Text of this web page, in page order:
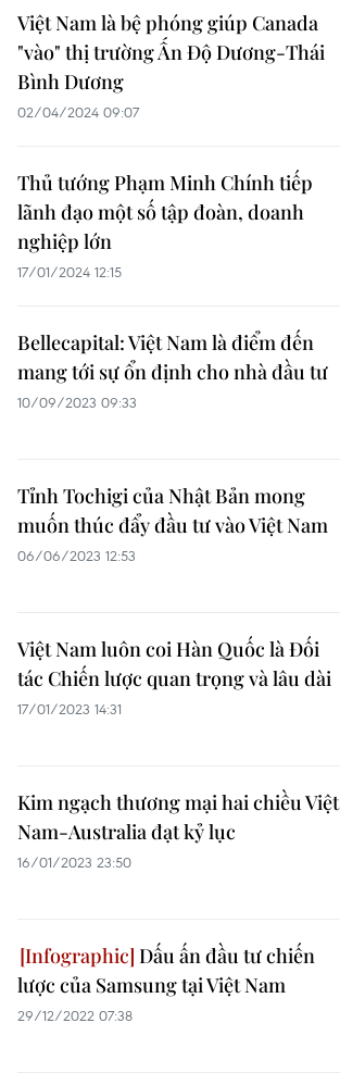
Việt Nam là bệ phóng giúp Canada
"vào" thị trường Ấn Độ Dương-Thái
Bình Dương
02/04/2024 09:07
Thủ tướng Phạm Minh Chính tiếp
lãnh đạo một số tập đoàn, doanh
nghiệp lớn
17/01/2024 12:15
Bellecapital: Việt Nam là điểm đến
mang tới sự ổn định cho nhà đầu tư
10/09/2023 09:33
Tỉnh Tochigi của Nhật Bản mong
muốn thúc đẩy đầu tư vào Việt Nam
06/06/2023 12:53
Việt Nam luôn coi Hàn Quốc là Đối
tác Chiến lược quan trọng và lâu dài
17/01/2023 14:31
Kim ngạch thương mại hai chiều Việt
Nam-Australia đạt kỷ lục
16/01/2023 23:50
Dấu ấn đầu tư chiến
lược của Samsung tại Việt Nam
29/12/2022 07:38